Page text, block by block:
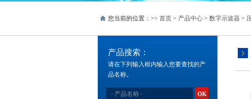
您当前的位置：>> 首页 > 产品中心 > 数字示波器 >
产品搜索：
请在下列输入框内输入您要查找的产
品名称。